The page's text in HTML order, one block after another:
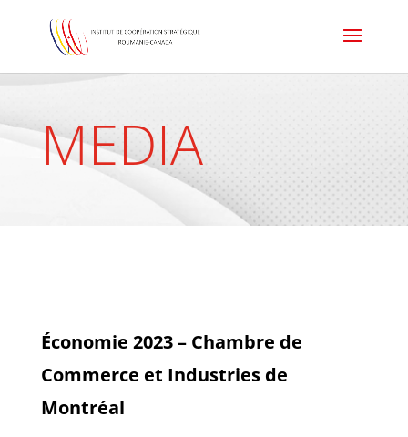
MEDIA
Économie 2023 – Chambre de
Commerce et Industries de
Montréal